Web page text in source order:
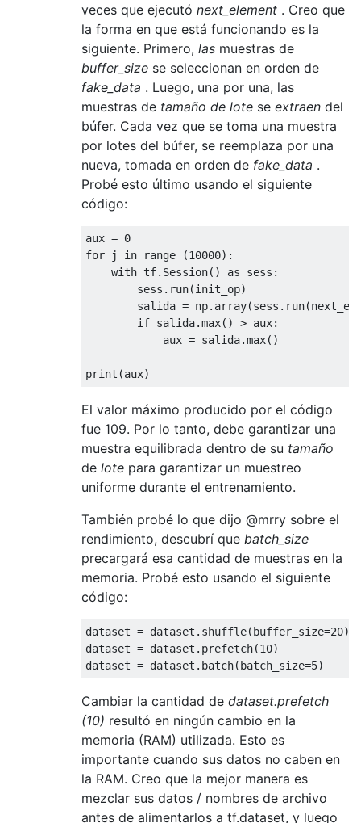
veces que ejecutó next_element . Creo que
la forma en que está funcionando es la
siguiente. Primero, las muestras de
buffer_size se seleccionan en orden de
fake_data . Luego, una por una, las
muestras de tamaño de lote se extraen del
búfer. Cada vez que se toma una muestra
por lotes del búfer, se reemplaza por una
nueva, tomada en orden de fake_data .
Probé esto último usando el siguiente
código:
aux = 0
for j in range (10000):
with tf.Session() as sess:
        sess.run(init_op)
salida =
if salida.max() > aux:
            aux = salida.max()
El valor máximo producido por el código
fue 109. Por lo tanto, debe garantizar una
muestra equilibrada dentro de su tamaño
de lote para garantizar un muestreo
uniforme durante el entrenamiento.
También probé lo que dijo @mrry sobre el
rendimiento, descubrí que batch_size
precargará esa cantidad de muestras en la
memoria. Probé esto usando el siguiente
código:
dataset = dataset.shuffle(buffer_size=20)
dataset = dataset.prefetch(10)
dataset = dataset.batch(batch_size=5
Cambiar la cantidad de dataset.prefetch
(10) resultó en ningún cambio en la
memoria (RAM) utilizada. Esto es
importante cuando sus datos no caben en
la RAM. Creo que la mejor manera es
mezclar sus datos / nombres de archivo
antes de alimentarlos a tf.dataset, y luego